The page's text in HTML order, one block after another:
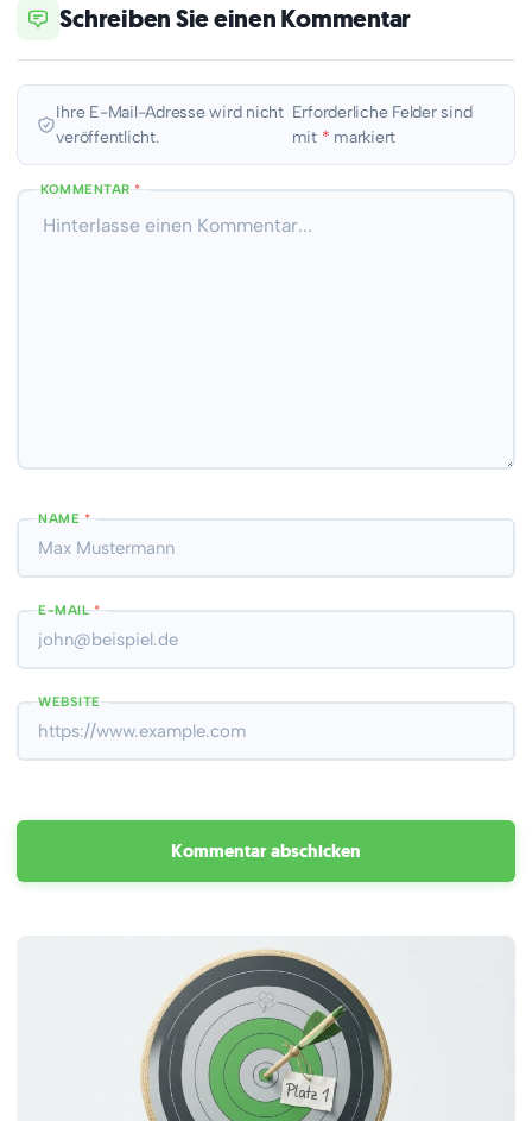
Schreiben Sie einen Kommentar
Ihre E-Mail-Adresse wird nicht
veröffentlicht.
Erforderliche Felder sind
mit * markiert
KOMMENTAR*
NAME*
E-MAIL*
WEBSITE